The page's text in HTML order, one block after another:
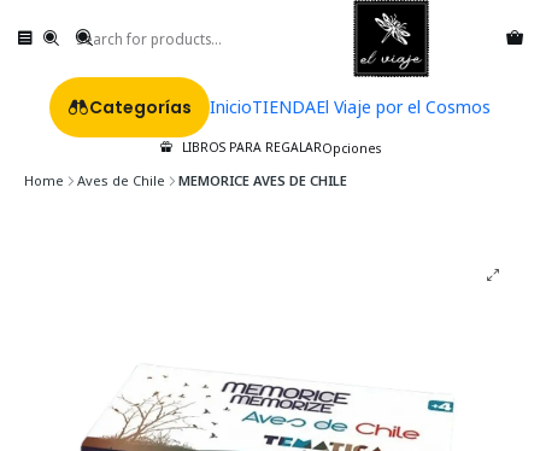
Categorías InicioTIENDAEl Viaje por el Cosmos
LIBROS PARA REGALAROpciones
Home Aves de Chile MEMORICE AVES DE CHILE